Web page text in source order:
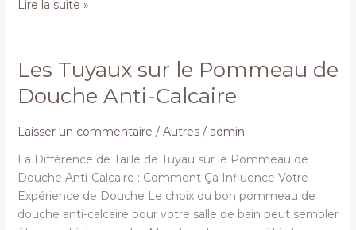
Lire la suite »
Les Tuyaux sur le Pommeau de
Douche Anti-Calcaire
Laisser un commentaire / Autres/ admin
La Différence de Taille de Tuyau sur le Pommeau de
Douche Anti-Calcaire : Comment Ça Influence Votre
Expérience de Douche Le choix du bon pommeau de
douche anti-calcaire pour votre salle de bain peut sembler
Les
sur
Pommeau
de
Douche
Anti-
Calcaire